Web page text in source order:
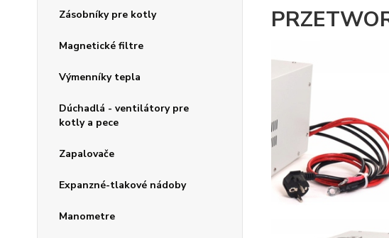
Zásobníky pre kotly
Magnetické filtre
Výmenníky tepla
Dúchadlá - ventilátory pre
kotly a pece
Zapalovače
Expanzné-tlakové nádoby
Manometre